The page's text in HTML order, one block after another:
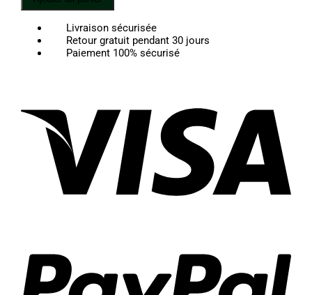
Black
-
Bracelet
Jade
Livraison sécurisée
Retour gratuit pendant 30 jours
Paiement 100% sécurisé